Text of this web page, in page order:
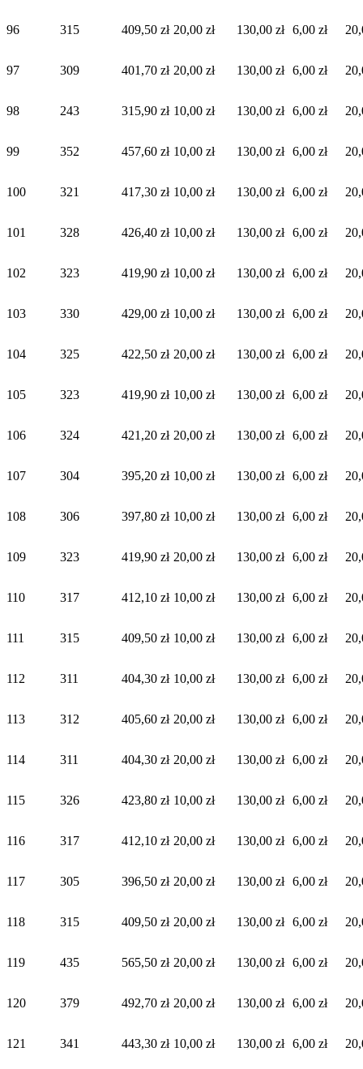
96 315 409,50 zł 20,00 zł 130,00 zł 6,00 zł
97 309 401,70 zł 20,00 zł 130,00 zł 6,00 zł
98 243 315,90 zł 10,00 zł 130,00 zł 6,00 zł
99 352 457,60 zł 10,00 zł 130,00 zł 6,00 zł
100 321 417,30 zł 10,00 zł 130,00 zł 6,00 zł
101 328 426,40 zł 10,00 zł 130,00 zł 6,00 zł
102 323 419,90 zł 10,00 zł 130,00 zł 6,00 zł
103 330 429,00 zł 10,00 zł 130,00 zł 6,00 zł
104 325 422,50 zł 20,00 zł 130,00 zł 6,00 zł
105 323 419,90 zł 10,00 zł 130,00 zł 6,00 zł
106 324 421,20 zł 20,00 zł 130,00 zł 6,00 zł
107 304 395,20 zł 10,00 zł 130,00 zł 6,00 zł
108 306 397,80 zł 10,00 zł 130,00 zł 6,00 zł
109 323 419,90 zł 20,00 zł 130,00 zł 6,00 zł
110 317 412,10 zł 10,00 zł 130,00 zł 6,00 zł
111 315 409,50 zł 10,00 zł 130,00 zł 6,00 zł
112 311 404,30 zł 10,00 zł 130,00 zł 6,00 zł
113 312 405,60 zł 20,00 zł 130,00 zł 6,00 zł
114 311 404,30 zł 20,00 zł 130,00 zł 6,00 zł
115 326 423,80 zł 10,00 zł 130,00 zł 6,00 zł
116 317 412,10 zł 20,00 zł 130,00 zł 6,00 zł
117 305 396,50 zł 20,00 zł 130,00 zł 6,00 zł
118 315 409,50 zł 20,00 zł 130,00 zł 6,00 zł
119 435 565,50 zł 20,00 zł 130,00 zł 6,00 zł
120 379 492,70 zł 20,00 zł 130,00 zł 6,00 zł
121 341 443,30 zł 10,00 zł 130,00 zł 6,00 zł